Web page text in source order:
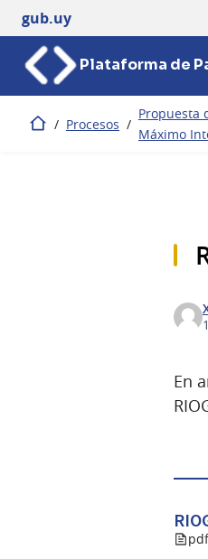
gub.uy
Plataforma de
Inicio / Procesos /
Propuesta
Máximo
En
pdf